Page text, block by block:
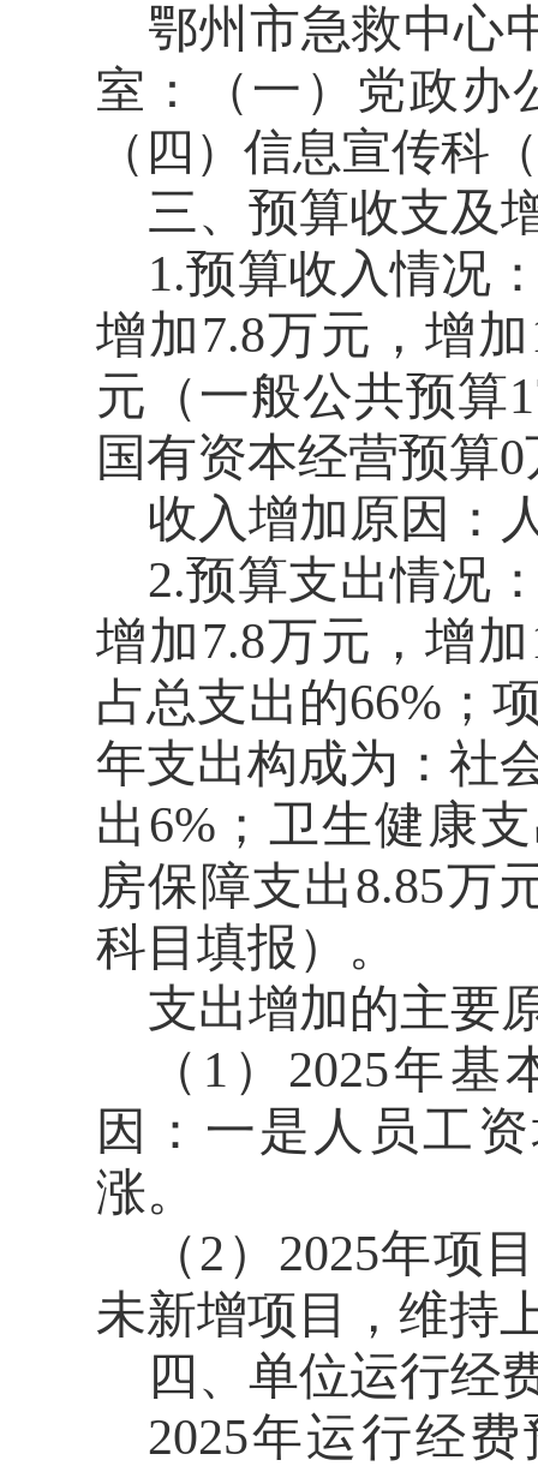
鄂州市急救中心
室：（一）党政办
（四）信息宣传科
三、预算收支及
1.预算收入情况
增加7.8万元，增加
元 （一般公共预算
国有资本经营预算0
收入增加原因：
2.预算支出情况
增加7.8万元，增加
占总支出的66%；
年支出构成为：社
出6%； 卫生健康
房保障支出8.85万
科目填报） 。
支出增加的主要
（ 1） 2025年基
因： 一是 人员工
涨。
（2） 2025年项
未新增项目，维持
四、 单位运行经
2025年运行经